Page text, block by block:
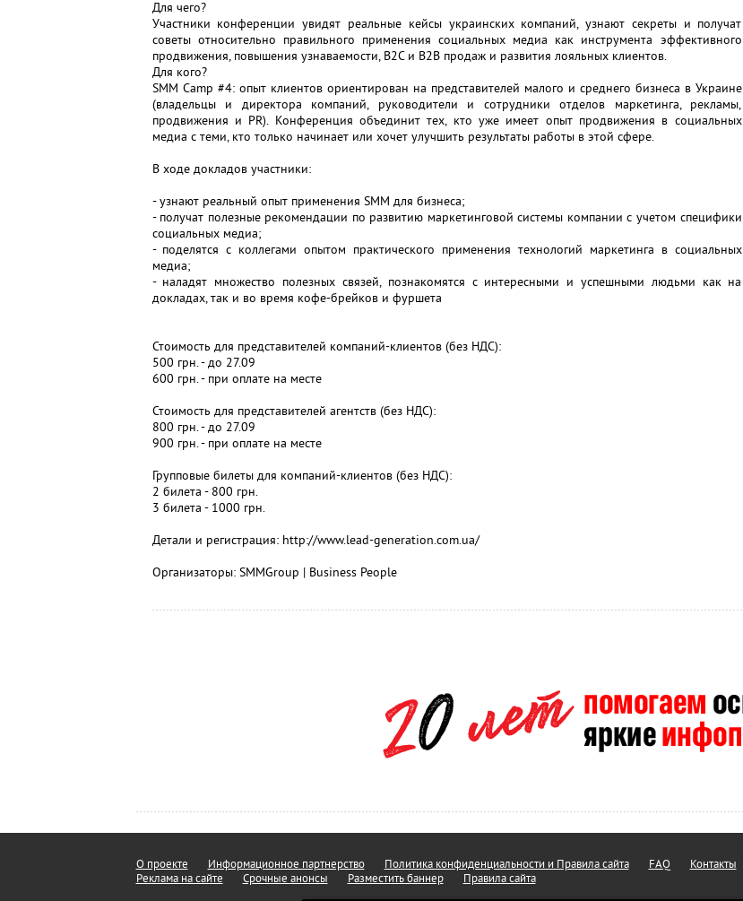
Для чего?
Участники конференции увидят реальные кейсы украинских компаний, узнают секреты и получат
советы относительно правильного применения социальных медиа как инструмента эффективного
продвижения, повышения узнаваемости, B2C и B2B продаж и развития лояльных клиентов.
Для кого?
SMM Camp #4: опыт клиентов ориентирован на представителей малого и среднего бизнеса в Украине
(владельцы и директора компаний, руководители и сотрудники отделов маркетинга, рекламы,
продвижения и PR). Конференция объединит тех, кто уже имеет опыт продвижения в социальных
медиа с теми, кто только начинает или хочет улучшить результаты работы в этой сфере.
В ходе докладов участники:
- узнают реальный опыт применения SMM для бизнеса;
- получат полезные рекомендации по развитию маркетинговой системы компании с учетом специфики
социальных медиа;
- поделятся с коллегами опытом практического применения технологий маркетинга в социальных
медиа;
- наладят множество полезных связей, познакомятся с интересными и успешными людьми как на
докладах, так и во время кофе-брейков и фуршета
Стоимость для представителей компаний-клиентов (без НДС):
500 грн. - до 27.09
600 грн. - при оплате на месте
Стоимость для представителей агентств (без НДС):
800 грн. - до 27.09
900 грн. - при оплате на месте
Групповые билеты для компаний-клиентов (без НДС):
2 билета - 800 грн.
3 билета - 1000 грн.
Детали и регистрация: http://www.lead-generation.com.ua/
Организаторы: SMMGroup | Business People
О проекте Информационное партнерство Политика конфиденциальности и Правила сайта FAQ
Контакты
Реклама на сайте
Срочные анонсы Разместить баннер Правила сайта